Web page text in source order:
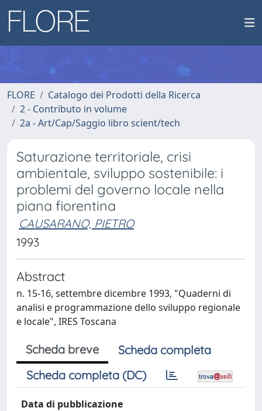
FLORE
Catalogo dei Prodotti della Ricerca
2 - Contributo in volume
2a - Art/Cap/Saggio libro scient/tech
Saturazione territoriale, crisi
ambientale, sviluppo sostenibile: i
problemi del governo locale nella
piana fiorentina
CAUSARANO, PIETRO
1993
Abstract
n. 15-16, settembre dicembre 1993, "Quaderni di
analisi e programmazione dello sviluppo regionale
e locale", IRES Toscana
Scheda breve
Scheda completa
Scheda completa (DC)
Data di pubblicazione